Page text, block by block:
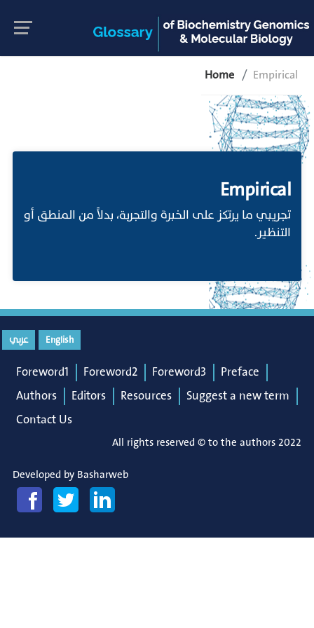
Home Empirical
Empirical
تجريبي ما يرتكز على الخبرة والتجربة، بدلاً من المنطق أو
التنظير.
English عربي
Foreword1 Foreword2 Foreword3
Preface
Authors
Editors Resources
Suggest a new term
Contact Us
All rights reserved © to the authors 2022
Developed by Basharweb